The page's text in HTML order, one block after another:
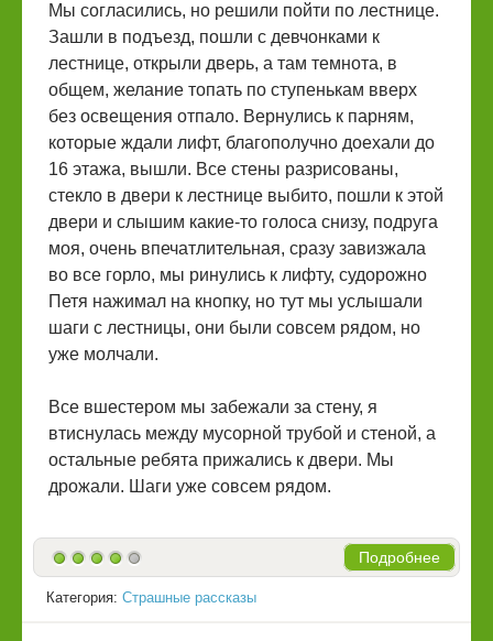
Мы согласились, но решили пойти по лестнице.
Зашли в подъезд, пошли с девчонками к
лестнице, открыли дверь, а там темнота, в
общем, желание топать по ступенькам вверх
без освещения отпало. Вернулись к парням,
которые ждали лифт, благополучно доехали до
16 этажа, вышли. Все стены разрисованы,
стекло в двери к лестнице выбито, пошли к этой
двери и слышим какие-то голоса снизу, подруга
моя, очень впечатлительная, сразу завизжала
во все горло, мы ринулись к лифту, судорожно
Петя нажимал на кнопку, но тут мы услышали
шаги с лестницы, они были совсем рядом, но
уже молчали.
Все вшестером мы забежали за стену, я
втиснулась между мусорной трубой и стеной, а
остальные ребята прижались к двери. Мы
дрожали. Шаги уже совсем рядом.
Подробнее
Категория: Страшные рассказы